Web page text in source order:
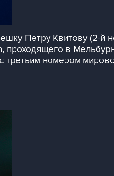
Петру Квитову (2-й
в
третьим номером